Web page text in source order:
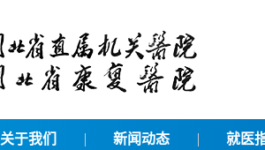
关于我们 新闻动态 就医